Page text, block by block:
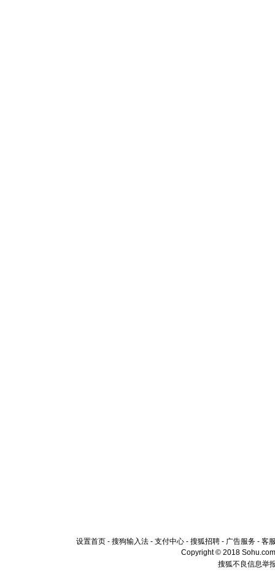
设置首页 - 搜狗输入法 - 支付中心 - 搜狐招聘 - 广告服务 - 客
Copyright © 2018
搜狐不良信息举